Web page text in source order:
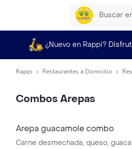
¿Nuevo en Rappi?
Rappi Restaurantes a Domicilio
Combos Arepas
Arepa guacamole combo
Carne desmechada, queso,